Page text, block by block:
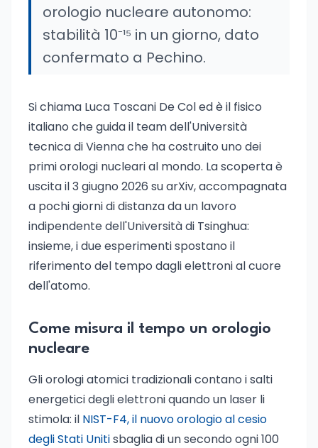
orologio nucleare autonomo:
stabilità 10⁻¹⁵ in un giorno, dato
confermato a Pechino.
Si chiama Luca Toscani De Col ed è il fisico
italiano che guida il team dell'Università
tecnica di Vienna che ha costruito uno dei
primi orologi nucleari al mondo. La scoperta è
uscita il 3 giugno 2026 su arXiv, accompagnata
a pochi giorni di distanza da un lavoro
indipendente dell'Università di Tsinghua:
insieme, i due esperimenti spostano il
riferimento del tempo dagli elettroni al cuore
dell'atomo.
Come misura il tempo un orologio
nucleare
Gli orologi atomici tradizionali contano i salti
energetici degli elettroni quando un laser li
stimola: il NIST-F4, il nuovo orologio al cesio
degli Stati Unitisbaglia di un secondo ogni 100